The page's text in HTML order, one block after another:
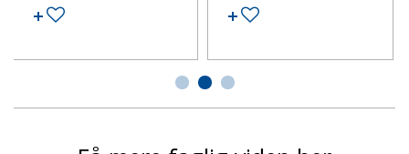
Tilføj til ønskeseddel Tilføj til ønskeseddel